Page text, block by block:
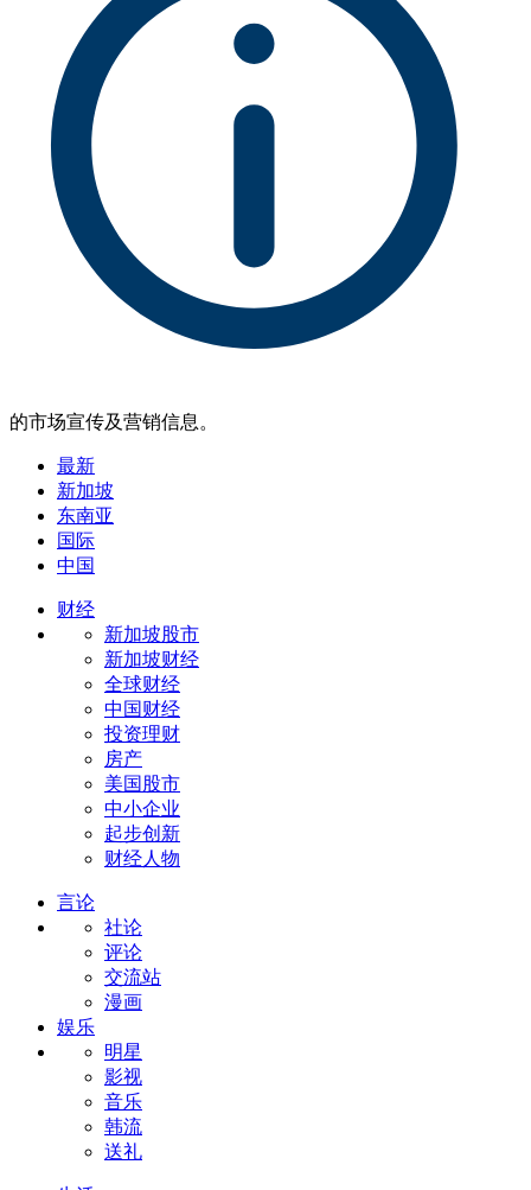
的市场宣传及营销信息。
最新
新加坡
东南亚
国际
中国
财经
新加坡股市
新加坡财经
全球财经
中国财经
投资理财
房产
美国股市
中小企业
起步创新
财经人物
言论
社论
评论
交流站
漫画
娱乐
明星
影视
音乐
韩流
送礼